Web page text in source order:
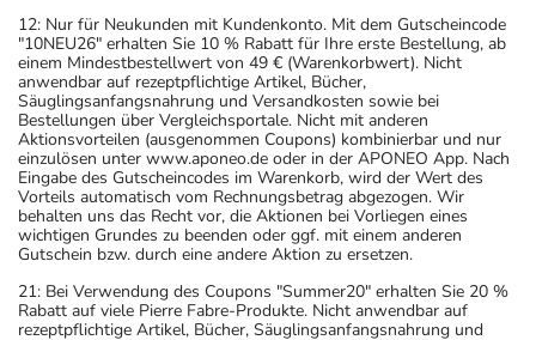
12: Nur für Neukunden mit Kundenkonto. Mit dem Gutscheincode
"10NEU26" erhalten Sie 10 % Rabatt für Ihre erste Bestellung, ab
einem Mindestbestellwert von 49 € (Warenkorbwert). Nicht
anwendbar auf rezeptpflichtige Artikel, Bücher,
Säuglingsanfangsnahrung und Versandkosten sowie bei
Bestellungen über Vergleichsportale. Nicht mit anderen
Aktionsvorteilen (ausgenommen Coupons) kombinierbar und nur
einzulösen unter www.aponeo.de oder in der APONEO App. Nach
Eingabe des Gutscheincodes im Warenkorb, wird der Wert des
Vorteils automatisch vom Rechnungsbetrag abgezogen. Wir
behalten uns das Recht vor, die Aktionen bei Vorliegen eines
wichtigen Grundes zu beenden oder ggf. mit einem anderen
Gutschein bzw. durch eine andere Aktion zu ersetzen.
21: Bei Verwendung des Coupons "Summer20" erhalten Sie 20 %
Rabatt auf viele Pierre Fabre-Produkte. Nicht anwendbar auf
rezeptpflichtige Artikel, Bücher, Säuglingsanfangsnahrung und